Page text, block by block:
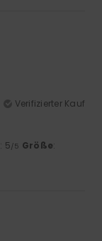
Verifizierter Kauf
: 5/5 Größe: